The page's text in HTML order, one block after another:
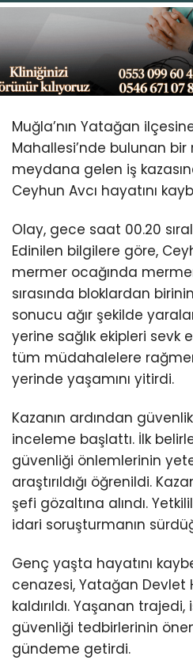
Muğla’nın Yatağan
Mahallesi’nde bulunan
meydana gelen iş
Ceyhun Avcı hayatını
Olay, gece saat 00.20
Edinilen bilgilere göre,
mermer ocağında
sırasında bloklardan
sonucu ağır şekilde
yerine sağlık ekipleri sevk
tüm müdahalelere
yerinde yaşamını yitirdi.
Kazanın ardından
inceleme başlattı. İlk
güvenliği önlemlerinin
araştırıldığı öğrenildi.
şefi gözaltına alındı.
idari soruşturmanın
Genç yaşta hayatını
cenazesi, Yatağan
kaldırıldı. Yaşanan
güvenliği tedbirlerinin
gündeme getirdi.